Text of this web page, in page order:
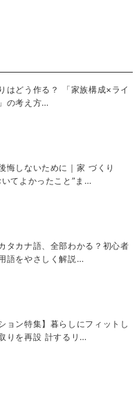
はどう作る？ 「家族構成×ライ
の考え方…
悔しないために｜家 づくり
いてよかったこと”ま…
タカナ語、全部わかる？初心者
語をやさしく解説…
ョン特集】暮らしにフィットし
りを再設 計するリ…